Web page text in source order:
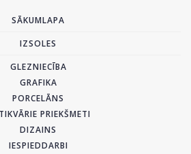
SĀKUMLAPA
IZSOLES
GLEZNIECĪBA
GRAFIKA
PORCELĀNS
PRIEKŠMETI
DIZAINS
IESPIEDDARBI